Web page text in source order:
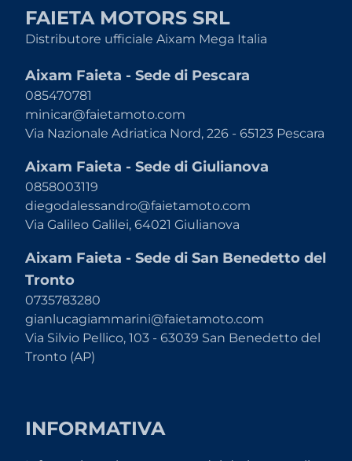
FAIETA MOTORS SRL
Distributore ufficiale Aixam Mega Italia
Aixam Faieta - Sede di Pescara
085470781
minicar@faietamoto.com
Via Nazionale Adriatica Nord, 226 - 65123 Pescara
Aixam Faieta - Sede di Giulianova
0858003119
diegodalessandro@faietamoto.com
Via Galileo Galilei, 64021 Giulianova
Aixam Faieta - Sede di San Benedetto del
Tronto
0735783280
gianlucagiammarini@faietamoto.com
Via Silvio Pellico, 103 - 63039 San Benedetto del
Tronto (AP)
INFORMATIVA